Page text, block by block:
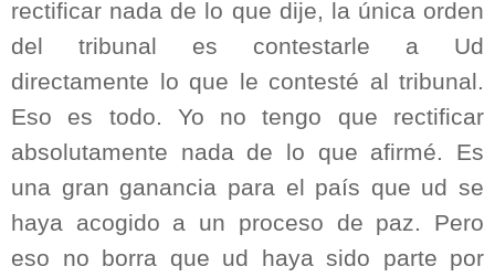
rectificar nada de lo que dije, la única orden
del tribunal es contestarle a Ud
directamente lo que le contesté al tribunal.
Eso es todo. Yo no tengo que rectificar
absolutamente nada de lo que afirmé. Es
una gran ganancia para el país que ud se
haya acogido a un proceso de paz. Pero
eso no borra que ud haya sido parte por